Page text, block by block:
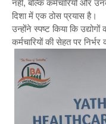
नहीं, बल्कि कर्मचारियों और
दिशा में एक ठोस प्रयास है।
उन्होंने स्पष्ट किया कि
कर्मचारियों की सेहत पर निर्भर